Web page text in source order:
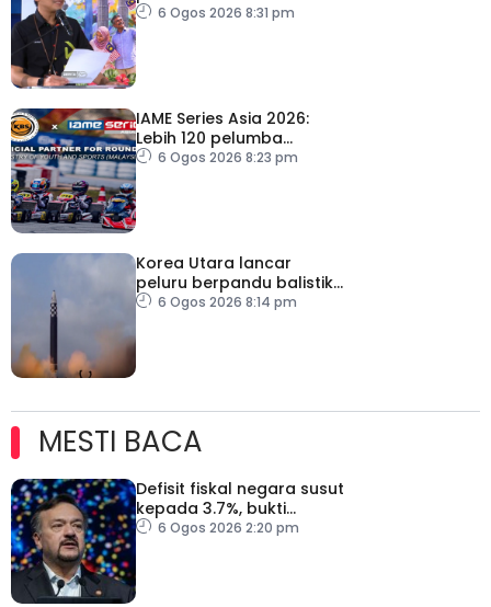
RTM6 Ogos 2026 8:31 pm
IAME Series Asia 2026:
Lebih 120 pelumba
antarabangsa berentap
6 Ogos 2026 8:23 pm
Korea Utara lancar
peluru berpandu balistik
jarak dekat ke arah Laut
6 Ogos 2026 8:14 pm
MESTI BACA
Defisit fiskal negara susut
kepada 3.7%, bukti
keyakinan pelabur masih
6 Ogos 2026 2:20 pm